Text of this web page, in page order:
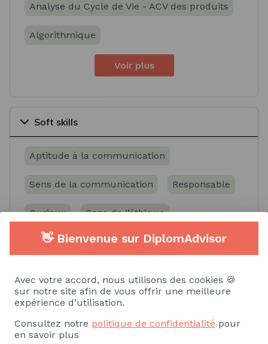
Analyse du Cycle de Vie - ACV des produits
Algorithmique
Voir plus
Soft skills
Aptitude à la communication
Sens de la communication Responsable
Curieux Sens de l’éthique
Voir plus
👋 Bienvenue sur DiplomAdvisor
Avec votre accord, nous utilisons des cookies 🍪
sur notre site afin de vous offrir une meilleure
expérience d’utilisation.
Consultez notre politique de confidentialité pour
en savoir plus